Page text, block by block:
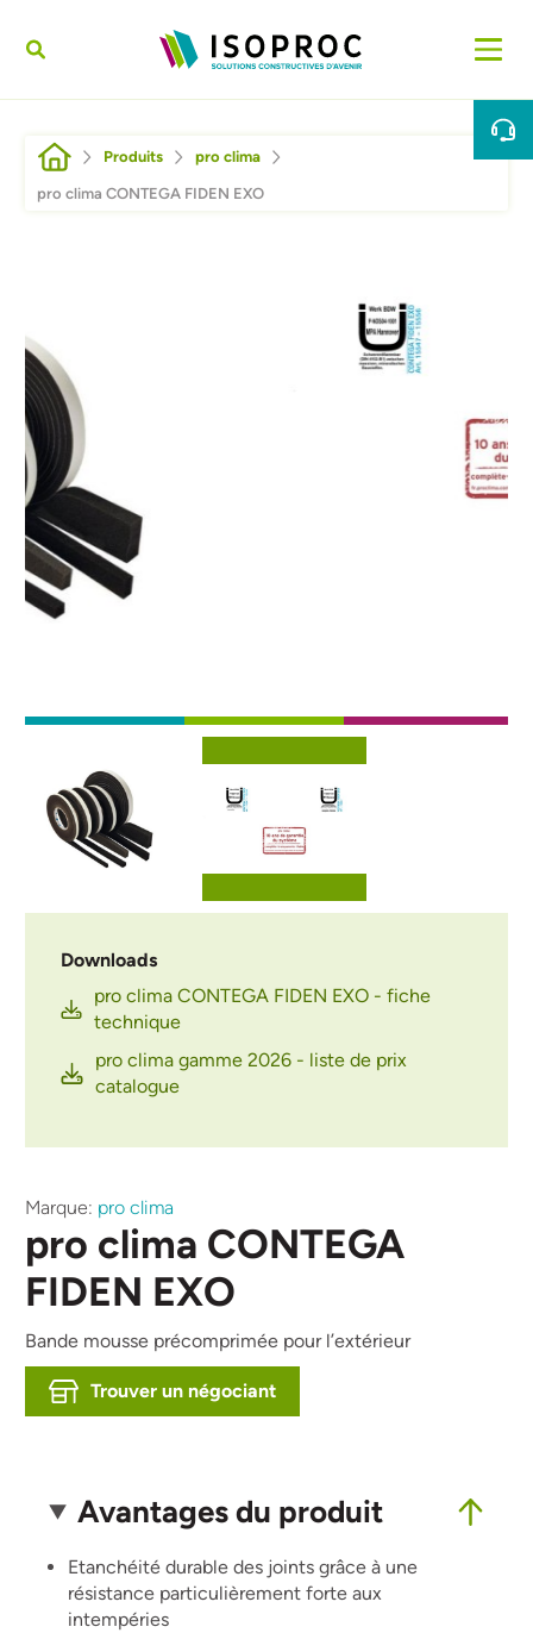
Fil d'Ariane
Produits pro clima
pro clima CONTEGA FIDEN EXO
Downloads
pro clima CONTEGA FIDEN EXO - fiche
technique
pro clima gamme 2026 - liste de prix
catalogue
Marque: pro clima
pro clima CONTEGA
FIDEN EXO
Bande mousse précomprimée pour l’extérieur
Trouver un négociant
Avantages du produit
Etanchéité durable des joints grâce à une
résistance particulièrement forte aux
intempéries